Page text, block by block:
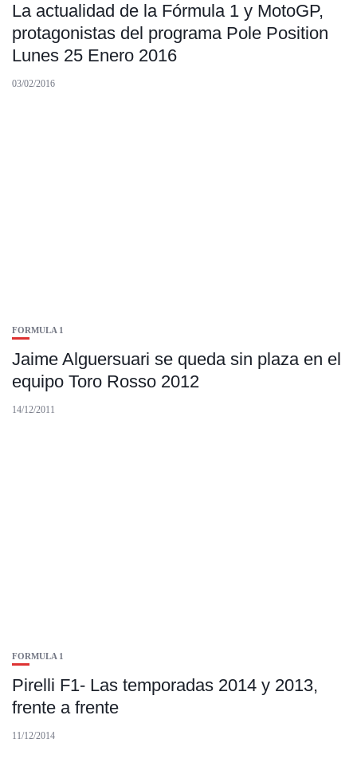
La actualidad de la Fórmula 1 y MotoGP,
protagonistas del programa Pole Position
Lunes 25 Enero 2016
03/02/2016
FORMULA 1
Jaime Alguersuari se queda sin plaza en el
equipo Toro Rosso 2012
14/12/2011
FORMULA 1
Pirelli F1- Las temporadas 2014 y 2013,
frente a frente
11/12/2014